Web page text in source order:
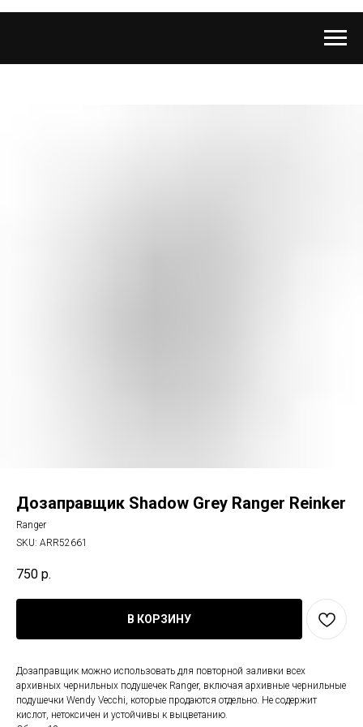
Дозаправщик Shadow Grey Ranger Reinker
Ranger
SKU: ARR52661
750 р.
В КОРЗИНУ
Дозаправщик можно использовать для повторной заливки всех
архивных чернильных подушечек Ranger, включая архивные чернильные
подушечки Wendy Vecchi, которые продаются отдельно. Не содержит
кислот, нетоксичен и устойчивы к выцветанию.